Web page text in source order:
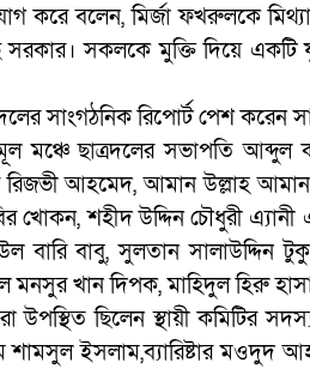
করে বলেন, মির্জা ফখরুলকে
সরকার। সকলকে মুক্তি দিয়ে একটি
সাংগঠনিক রিপোর্ট পেশ করেন
মঞ্চে ছাত্রদলের সভাপতি আব্দুল
আহমেদ, আমান উল্লাহ
খোকন, শহীদ উদ্দিন চৌধুরী
বারি বাবু, সুলতান
মনসুর খান দিপক, মাহিদুল হিরু
ছিলেন স্থায়ী কমিটির
ইসলাম,ব্যারিষ্টার মওদুদ